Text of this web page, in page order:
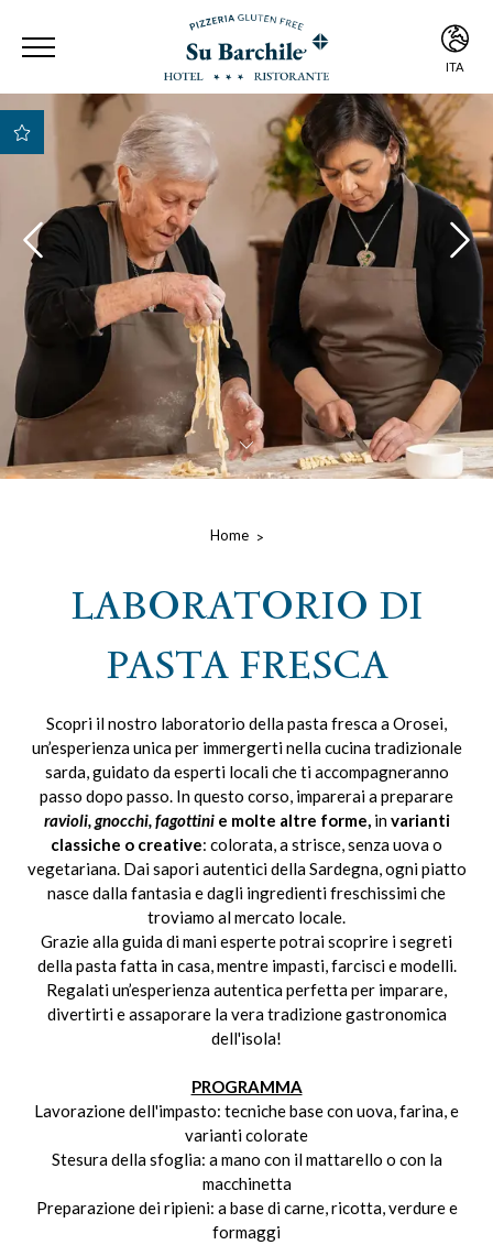
ITA
ITA
ENG
Miglior Tariffa
Garantita
Migliori condizioni di
pagamento e
cancellazione
Early Check-in e Late
Check-out previa
disponibilità
Upgrade gratuito della
camera previa
disponibilità
Home
LABORATORIO DI
PASTA FRESCA
Scopri il nostro laboratorio della pasta fresca a Orosei,
un’esperienza unica per immergerti nella cucina tradizionale
sarda, guidato da esperti locali che ti accompagneranno
passo dopo passo. In questo corso, imparerai a preparare
ravioli, gnocchi, fagottinie molte altre forme,invarianti
classiche o creative: colorata, a strisce, senza uova o
vegetariana. Dai sapori autentici della Sardegna, ogni piatto
nasce dalla fantasia e dagli ingredienti freschissimi che
troviamo al mercato locale.
Grazie alla guida di mani esperte potrai scoprire i segreti
della pasta fatta in casa, mentre impasti, farcisci e modelli.
Regalati un’esperienza autentica perfetta per imparare,
divertirti e assaporare la vera tradizione gastronomica
dell'isola!
PROGRAMMA
Lavorazione dell'impasto: tecniche base con uova, farina, e
varianti colorate
Stesura della sfoglia: a mano con il mattarello o con la
macchinetta
Preparazione dei ripieni: a base di carne, ricotta, verdure e
formaggi